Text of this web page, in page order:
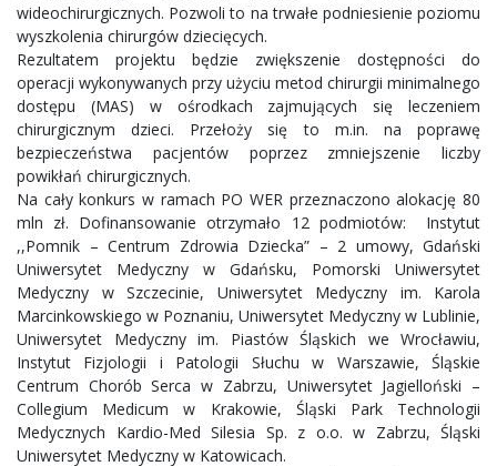
wideochirurgicznych. Pozwoli to na trwałe podniesienie poziomu
wyszkolenia chirurgów dziecięcych.
Rezultatem projektu będzie zwiększenie dostępności do
operacji wykonywanych przy użyciu metod chirurgii minimalnego
dostępu (MAS) w ośrodkach zajmujących się leczeniem
chirurgicznym dzieci. Przełoży się to m.in. na poprawę
bezpieczeństwa pacjentów poprzez zmniejszenie liczby
powikłań chirurgicznych.
Na cały konkurs w ramach PO WER przeznaczono alokację 80
mln zł. Dofinansowanie otrzymało 12 podmiotów: Instytut
,,Pomnik – Centrum Zdrowia Dziecka” – 2 umowy, Gdański
Uniwersytet Medyczny w Gdańsku, Pomorski Uniwersytet
Medyczny w Szczecinie, Uniwersytet Medyczny im. Karola
Marcinkowskiego w Poznaniu, Uniwersytet Medyczny w Lublinie,
Uniwersytet Medyczny im. Piastów Śląskich we Wrocławiu,
Instytut Fizjologii i Patologii Słuchu w Warszawie, Śląskie
Centrum Chorób Serca w Zabrzu, Uniwersytet Jagielloński –
Collegium Medicum w Krakowie, Śląski Park Technologii
Medycznych Kardio-Med Silesia Sp. z o.o. w Zabrzu, Śląski
Uniwersytet Medyczny w Katowicach.